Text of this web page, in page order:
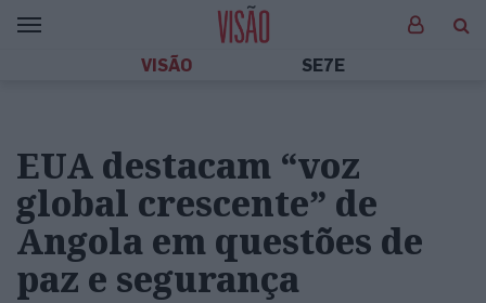
VISÃO SE7E
EUA destacam “voz
global crescente” de
Angola em questões de
paz e segurança